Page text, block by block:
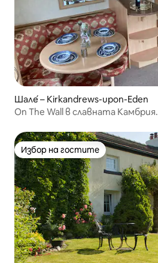
Шале́ – Kirkandrews-upon-Eden
On The Wall в славната Камбрия.
Избор на гостите
Избор на гостите